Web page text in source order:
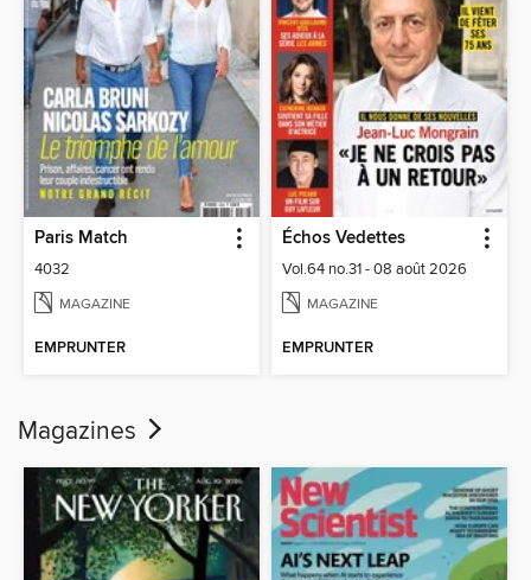
Paris Match
4032
MAGAZINE
EMPRUNTER
Échos Vedettes
Vol.64 no.31 - 08 août 2026
MAGAZINE
EMPRUNTER
Magazines